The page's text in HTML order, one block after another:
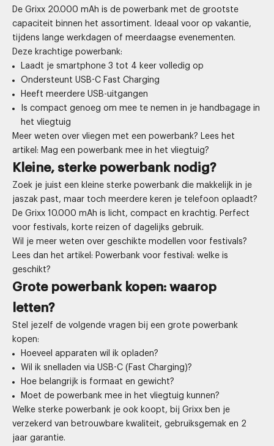
De Grixx 20.000 mAh is de powerbank met de grootste
capaciteit binnen het assortiment. Ideaal voor op vakantie,
tijdens lange werkdagen of meerdaagse evenementen.
Deze krachtige powerbank:
Laadt je smartphone 3 tot 4 keer volledig op
Ondersteunt USB-C Fast Charging
Heeft meerdere USB-uitgangen
Is compact genoeg om mee te nemen in je handbagage in
het vliegtuig
Meer weten over vliegen met een powerbank? Lees het
artikel: Mag een powerbank mee in het vliegtuig?
Kleine, sterke powerbank nodig?
Zoek je juist een kleine sterke powerbank die makkelijk in je
jaszak past, maar toch meerdere keren je telefoon oplaadt?
De Grixx 10.000 mAh is licht, compact en krachtig. Perfect
voor festivals, korte reizen of dagelijks gebruik.
Wil je meer weten over geschikte modellen voor festivals?
Lees dan het artikel: Powerbank voor festival : welke is
geschikt?
Grote powerbank kopen: waarop
letten?
Stel jezelf de volgende vragen bij een grote powerbank
kopen:
Hoeveel apparaten wil ik opladen?
Wil ik snelladen via USB-C (Fast Charging)?
Hoe belangrijk is formaat en gewicht?
Moet de powerbank mee in het vliegtuig kunnen?
Welke sterke powerbank je ook koopt, bij Grixx ben je
verzekerd van betrouwbare kwaliteit, gebruiksgemak en 2
jaar garantie.